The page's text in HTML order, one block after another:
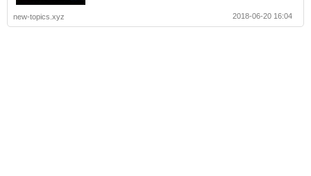
new-topics.xyz 2018-06-20 16:04